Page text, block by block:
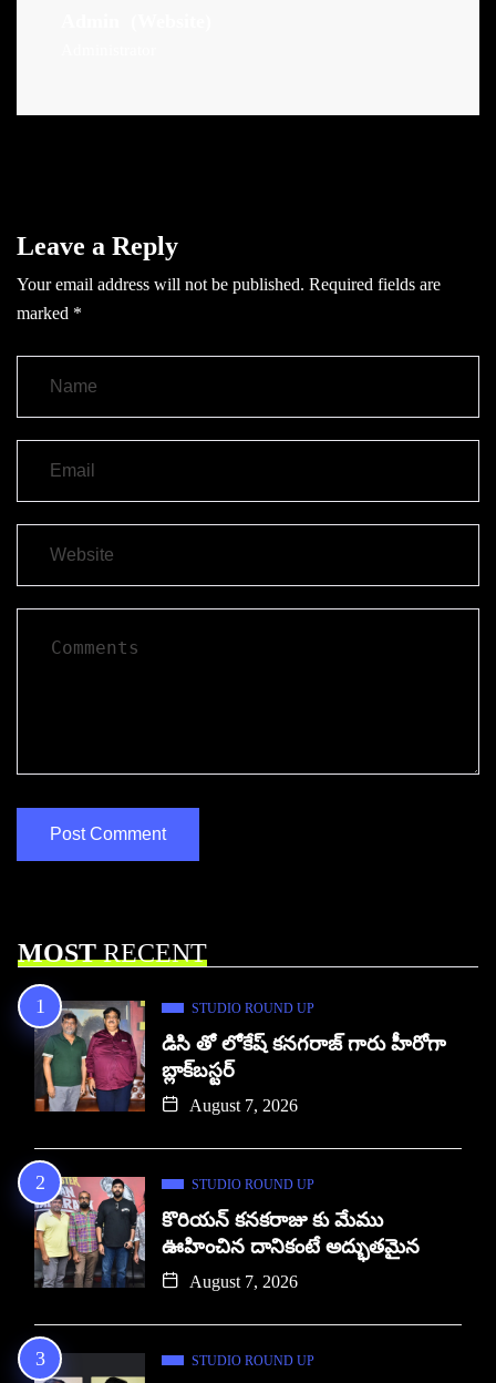
Leave a Reply
Your email address will not be published. Required fields are
marked *
MOSTRECENT
STUDIO ROUND UP
డిసి తో లోకేష్ కనగరాజ్ గారు హీరోగా
బ్లాక్‌బస్టర్
August 7, 2026
STUDIO ROUND UP
కొరియన్ కనకరాజు కు మేము
ఊహించిన దానికంటే అద్భుతమైన
August 7, 2026
STUDIO ROUND UP